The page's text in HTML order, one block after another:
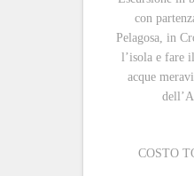
con
Pelagosa, in
l’isola e fare
acque
COSTO